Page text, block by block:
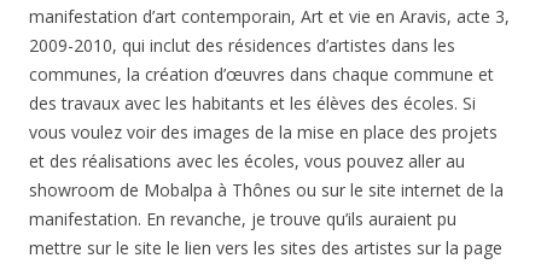
manifestation d’art contemporain, Art et vie en Aravis, acte 3,
2009-2010, qui inclut des résidences d’artistes dans les
communes, la création d’œuvres dans chaque commune et
des travaux avec les habitants et les élèves des écoles. Si
vous voulez voir des images de la mise en place des projets
et des réalisations avec les écoles, vous pouvez aller au
showroom de Mobalpa à Thônes ou sur le site internet de la
manifestation. En revanche, je trouve qu’ils auraient pu
mettre sur le site le lien vers les sites des artistes sur la page